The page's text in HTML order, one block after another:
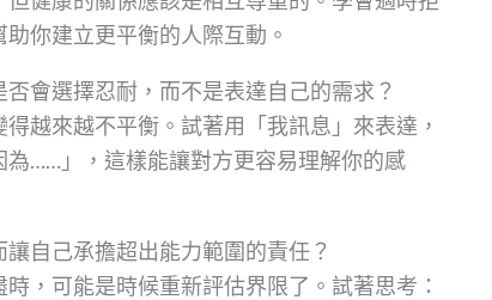
你建立更平衡的人際互動。
會選擇忍耐，而不是表達自己的需求？
越來越不平衡。試著用「我訊息」來表達，
為……」，這樣能讓對方更容易理解你的感
自己承擔超出能力範圍的責任？
，可能是時候重新評估界限了。試著思考：